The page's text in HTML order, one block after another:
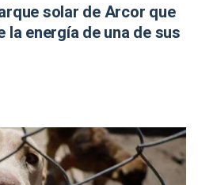
solar de Arcor que
la energía de una de sus